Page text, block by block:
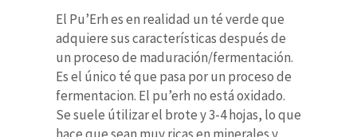
El Pu’Erh es en realidad un té verde que
adquiere sus características después de
un proceso de maduración/fermentación.
Es el único té que pasa por un proceso de
fermentacion. El pu’erh no está oxidado.
Se suele útilizar el brote y 3-4 hojas, lo que